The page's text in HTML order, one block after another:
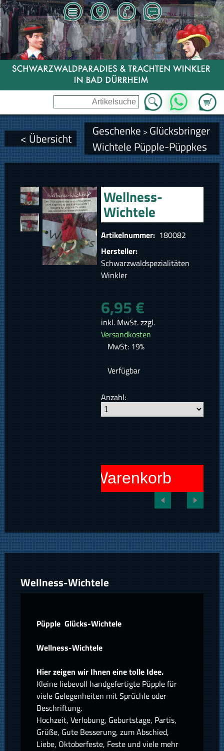
Zum
WhatsApp
< Übersicht Geschenke > Glücksbringer
Wichtele Püpple-Püppkes
Wellness-
Wichtele
Artikelnummer: 180082
Hersteller:
Schwarzwaldspezialitäten
Winkler
6,95 €
inkl. MwSt. zzgl.
Versandkosten
MwSt: 19%
Verfügbar
Anzahl:
In den Warenkorb
Wellness-Wichtele
Püpple Glücks-Wichtele
Wellness-Wichtele
Hier zeigen wir Ihnen eine tolle Idee.
Kleine liebevoll handgefertigte Püpple für
viele Gelegenheiten mit Sprüchle oder
Beschriftung.
Hochzeit, Verlobung, Geburtstage, Partis,
Grüße, Gute Besserung, zum Abschied,
Liebe, Oktoberfeste, Feste und viele mehr